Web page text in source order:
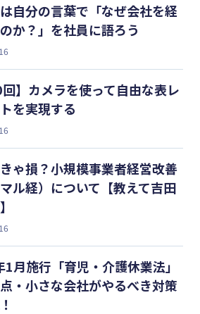
自分の言葉で「なぜ会社を経
か？」を社員に語ろう
回】カメラを使って自由な表レ
を実現する
ゃ損？小規模事業者経営改善
ル経）について【教えて吉田
月施行「育児・介護休業法」
・小さな会社がやるべき対策